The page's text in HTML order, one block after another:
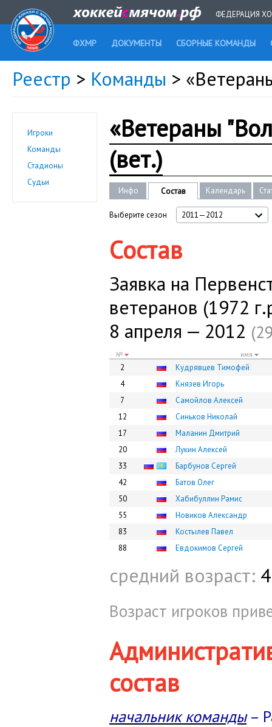
ФЕДЕРАЦИЯ
ФХМР ДОКУМЕНТЫ СБОРНЫЕ КОМАНДЫ
Реестр > Команды >
Игроки
Команды
Стадионы
Судьи
«Ветераны
(вет.)
Инфо Состав Календарь
Выберите сезон 2011—2012
Состав
Заявка на
ветеранов (1972
8 апреля — 2012
№ имя
2
Кудрявцев Тимофей
4
Князев Игорь
7
Самойлов Алексей
12
Синьков Николай
17
Маланин Дмитрий
20
Лукин Алексей
33
Барбунов Сергей
42
Батов Олег
50
Хабибуллин Рамис
55
Новиков Александр
83
Костылев Павел
88
Евдокимов Сергей
средний возраст:
Возраст игроков
состав
начальник команды–